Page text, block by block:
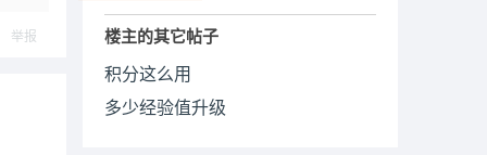
举报 楼主的其它帖子
积分这么用
多少经验值升级